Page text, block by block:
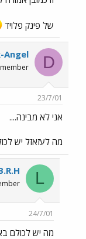
של פינק פלויד
D
Angel
23/7/01
אני לא מבינה....
מה לעזאזל יש
L
24/7/01
מה יש לכולם